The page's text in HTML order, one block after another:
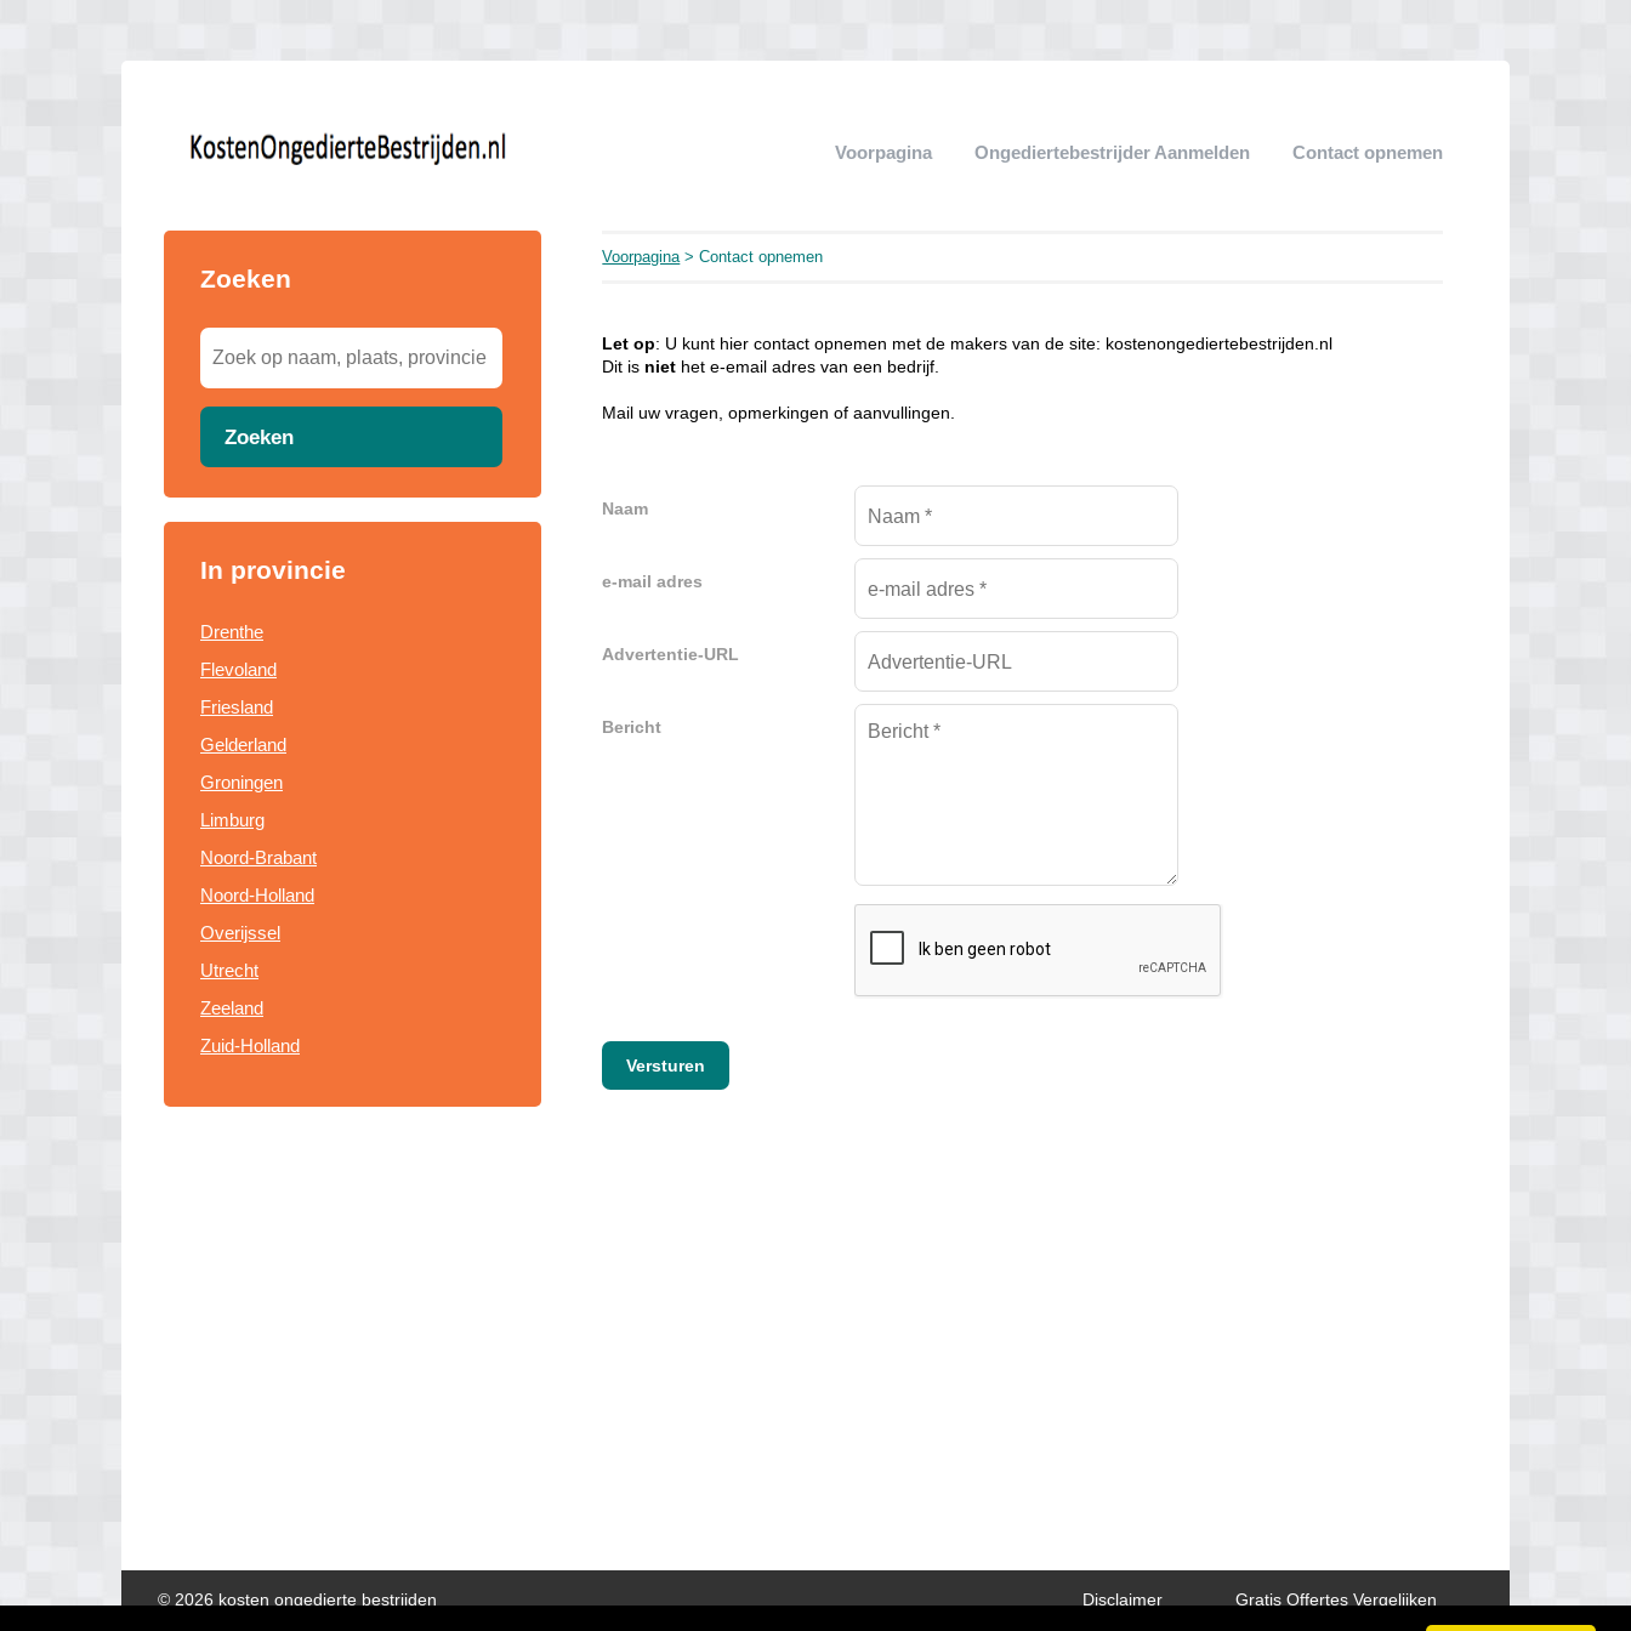
Voorpagina Ongediertebestrijder Aanmelden Contact opnemen
Zoeken
Zoeken
In provincie
Drenthe
Flevoland
Friesland
Gelderland
Groningen
Limburg
Noord-Brabant
Noord-Holland
Overijssel
Utrecht
Zeeland
Zuid-Holland
Voorpagina> Contact opnemen
Let op: U kunt hier contact opnemen met de makers van de site: kostenongediertebestrijden.nl
Dit is niet het e-email adres van een bedrijf.
Mail uw vragen, opmerkingen of aanvullingen.
Naam
e-mail adres
Advertentie-URL
Bericht
Versturen
Gratis Offertes Vergelijken
Disclaimer
© 2026 kosten ongedierte bestrijden